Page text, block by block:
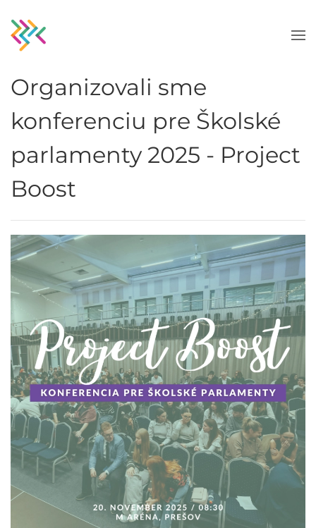
Skip to main content
Organizovali sme
konferenciu pre Školské
parlamenty 2025 - Project
Boost